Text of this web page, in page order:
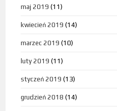
maj 2019 (11)
kwiecień 2019 (14)
marzec 2019 (10)
luty 2019 (11)
styczeń 2019 (13)
grudzień 2018 (14)